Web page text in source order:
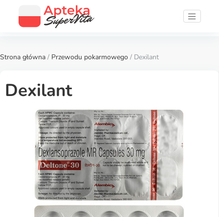
Strona główna / Przewodu pokarmowego / Dexilant
Dexilant